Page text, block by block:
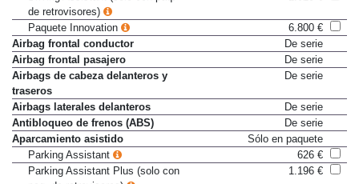
Driving Assistant (solo con paq.
de retrovisores)
Paquete Innovation
6.800 €
Airbag frontal conductor
De serie
Airbag frontal pasajero
De serie
Airbags de cabeza delanteros y
traseros
Airbags laterales delanteros
De serie
Antibloqueo de frenos (ABS)
De serie
Aparcamiento asistido
Sólo en paquete
Parking Assistant
626 €